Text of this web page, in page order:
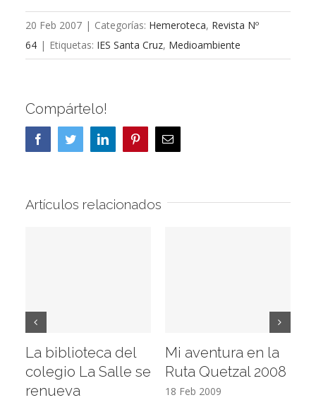
20 Feb 2007 | Categorías: Hemeroteca, Revista Nº
64 | Etiquetas: IES Santa Cruz, Medioambiente
Compártelo!
FacebookTwitterLinkedInPinterestCorreo
electrónico
Artículos relacionados
La biblioteca del
colegio La Salle se
renueva
Mi aventura en la
Ruta Quetzal 2008
18 Feb 2009